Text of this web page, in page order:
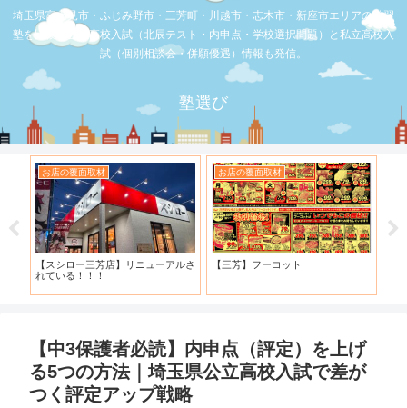
埼玉県富士見市・ふじみ野市・三芳町・川越市・志木市・新座市エリアの学習
塾を比較。公立高校入試（北辰テスト・内申点・学校選択問題）と私立高校入
試（個別相談会・併願優遇）情報も発信。
塾選び
お店の覆面取材
【スシロー三芳店】リニューアルさ
れている！！！
お店の覆面取材
【三芳】フーコット
【中3保護者必読】内申点（評定）を上げ
る5つの方法｜埼玉県公立高校入試で差が
つく評定アップ戦略